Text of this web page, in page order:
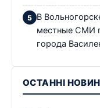
В
местные СМИ
города
ОСТАННІ